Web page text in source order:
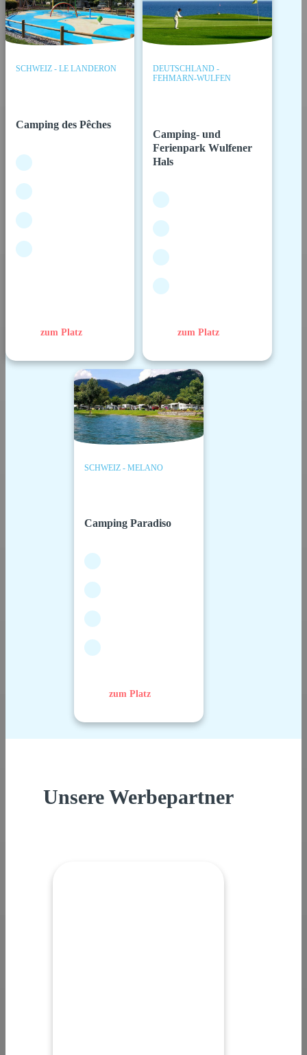
SCHWEIZ - LE LANDERON
Camping des Pêches
zum Platz
DEUTSCHLAND -
FEHMARN-WULFEN
Camping- und
Ferienpark Wulfener
Hals
zum Platz
SCHWEIZ - MELANO
Camping Paradiso
zum Platz
Unsere Werbepartner